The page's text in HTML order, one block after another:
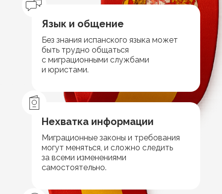
Без знания испанского языка может
быть трудно общаться
с миграционными службами
и юристами.
Язык и общение
Миграционные законы и требования
могут меняться, и сложно следить
за всеми изменениями
самостоятельно.
Нехватка информации